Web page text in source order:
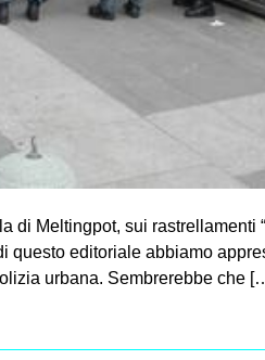
Meltingpot, sui rastrellamenti
editoriale abbiamo
urbana. Sembrerebbe che